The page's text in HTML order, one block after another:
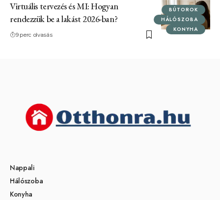
BÚTOROK
HÁLÓSZOBA
KONYHA
Virtuális tervezés és MI: Hogyan
rendezzük be a lakást 2026-ban?
9 perc olvasás
Nappali
Hálószoba
Konyha